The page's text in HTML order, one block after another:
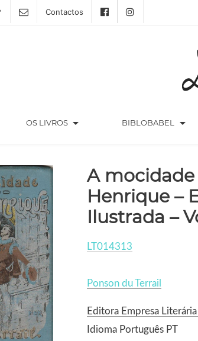
Contactos
OS LIVROS arrow_drop_down BIBLOBABEL arrow_drop_down
A mocidade
Henrique –
Ilustrada –
LT014313
Ponson du Terrail
Editora Empresa
Idioma Português PT